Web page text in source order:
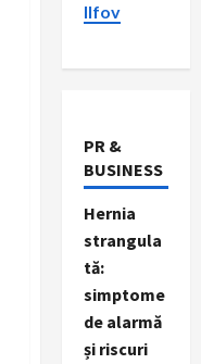
Ilfov
PR &
BUSINESS
Hernia
strangula
tă:
simptome
de alarmă
și riscuri